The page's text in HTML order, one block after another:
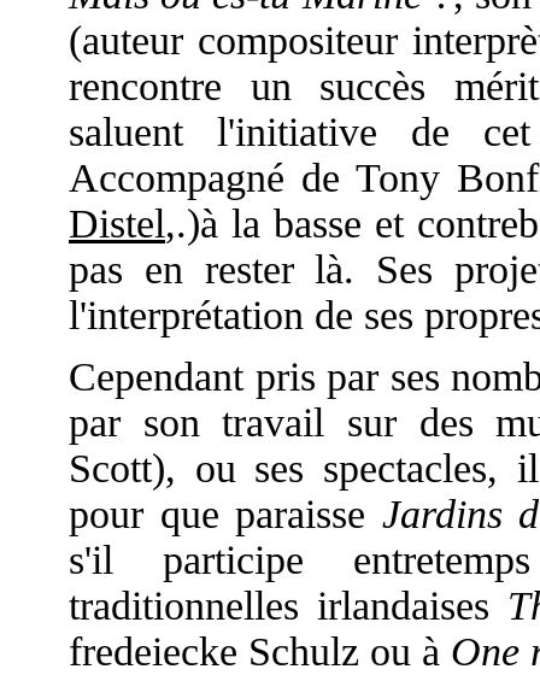
(auteur compositeur
rencontre un succès
saluent l'initiative de
Accompagné de Tony
Distel,.)à la basse et
pas en rester là. Ses
l'interprétation de ses
Cependant pris par ses
par son travail sur des
Scott), ou ses spectacles,
pour que paraisse Jardins
s'il participe
traditionnelles irlandaises
fredeiecke Schulz ou à One